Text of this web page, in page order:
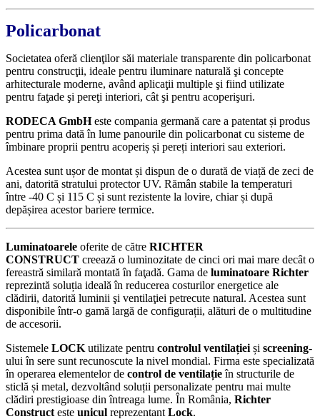
Policarbonat
Societatea oferă clienţilor săi materiale transparente din policarbonat
pentru construcţii, ideale pentru iluminare naturală şi concepte
arhitecturale moderne, având aplicaţii multiple şi fiind utilizate
pentru faţade şi pereţi interiori, cât şi pentru acoperişuri.
RODECA GmbHeste compania germană care a patentat și produs
pentru prima dată în lume panourile din policarbonat cu sisteme de
îmbinare proprii pentru acoperiș și pereți interiori sau exteriori.
Acestea sunt ușor de montat și dispun de o durată de viață de zeci de
ani, datorită stratului protector UV. Rămân stabile la temperaturi
între -40 C și 115 C și sunt rezistente la lovire, chiar și după
depășirea acestor bariere termice.
Luminatoarele oferite de către RICHTER
CONSTRUCT creează o luminozitate de cinci ori mai mare decât o
fereastră similară montată în faţadă. Gama de luminatoare Richter
reprezintă soluția ideală în reducerea costurilor energetice ale
clădirii, datorită luminii şi ventilaţiei petrecute natural. Acestea sunt
disponibile într-o gamă largă de configurații, alături de o multitudine
de accesorii.
Sistemele LOCK utilizate pentru controlul ventilației și screening-
ului în sere sunt recunoscute la nivel mondial. Firma este specializată
în operarea elementelor de control de ventilațieîn structurile de
sticlă și metal, dezvoltând soluții personalizate pentru mai multe
clădiri prestigioase din întreaga lume. În România, Richter
Construct este unicul reprezentant Lock.